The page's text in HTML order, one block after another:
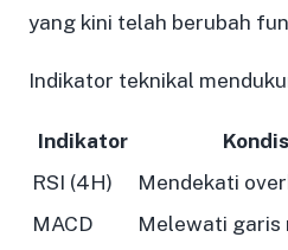
yang kini telah berubah
Indikator teknikal
Indikator
RSI (4H)
Mendekati
MACD
Melewati garis